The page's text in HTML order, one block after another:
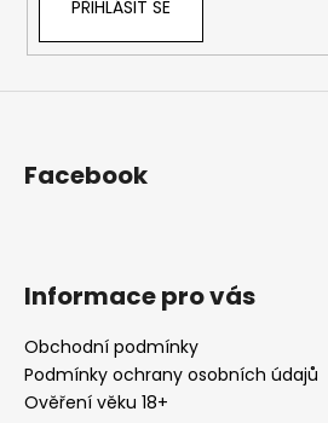
PŘIHLÁSIT SE
Facebook
Informace pro vás
Obchodní podmínky
Podmínky ochrany osobních údajů
Ověření věku 18+